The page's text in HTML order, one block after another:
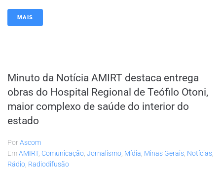
MAIS
Minuto da Notícia AMIRT destaca entrega
obras do Hospital Regional de Teófilo Otoni,
maior complexo de saúde do interior do
estado
PorAscom
EmAMIRT, Comunicação Jornalismo Mídia Minas Gerais Notícias
Rádio Radiodifusão